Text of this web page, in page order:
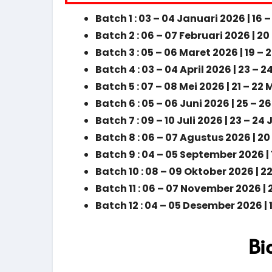
Batch 1 : 03 – 04 Januari 2026 | 16
Batch 2 : 06 – 07 Februari 2026 |
Batch 3 : 05 – 06 Maret 2026 | 19 –
Batch 4 : 03 – 04 April 2026 | 23 –
Batch 5 : 07 – 08 Mei 2026 | 21 – 22
Batch 6 : 05 – 06 Juni 2026 | 25 –
Batch 7 : 09 – 10 Juli 2026 | 23 – 24
Batch 8 : 06 – 07 Agustus 2026 |
Batch 9 : 04 – 05 September 2026
Batch 10 : 08 – 09 Oktober 2026 |
Batch 11 : 06 – 07 November 2026
Batch 12 : 04 – 05 Desember 2026 |